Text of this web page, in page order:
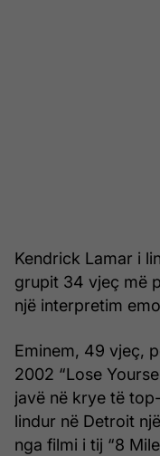
Kendrick Lamar i
grupit 34 vjeç më
një interpretim
Eminem, 49 vjeç,
2002 “Lose
javë në krye të
lindur në Detroit
nga filmi i tij “8